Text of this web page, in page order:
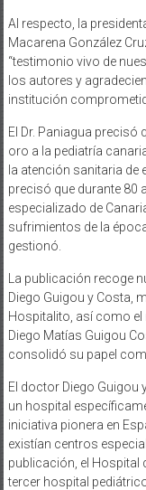
Al respecto, la
Macarena González
“testimonio vivo de
los autores y
institución
El Dr. Paniagua precisó
oro a la pediatría
la atención sanitaria de
precisó que durante 80
especializado de
sufrimientos de la
gestionó.
La publicación recoge
Diego Guigou y Costa,
Hospitalito, así como el
Diego Matías Guigou
consolidó su papel
El doctor Diego Guigou
un hospital
iniciativa pionera en
existían centros
publicación, el Hospital
tercer hospital